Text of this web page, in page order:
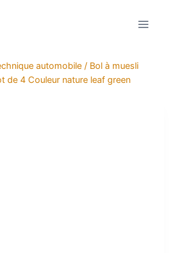
automobile / Bol à muesli
de 4 Couleur nature leaf green